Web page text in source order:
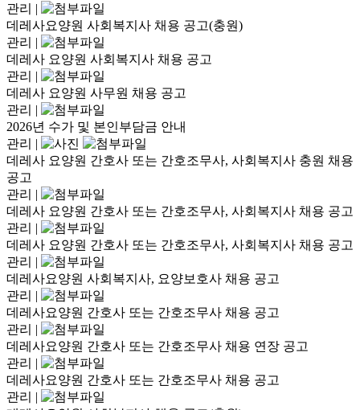
관리 |
데레사요양원 사회복지사 채용 공고(충원)
관리 |
데레사 요양원 사회복지사 채용 공고
관리 |
데레사 요양원 사무원 채용 공고
관리 |
2026년 수가 및 본인부담금 안내
관리 |
데레사 요양원 간호사 또는 간호조무사, 사회복지사 충원 채용
공고
관리 |
데레사 요양원 간호사 또는 간호조무사, 사회복지사 채용 공고
관리 |
데레사 요양원 간호사 또는 간호조무사, 사회복지사 채용 공고
관리 |
데레사요양원 사회복지사, 요양보호사 채용 공고
관리 |
데레사요양원 간호사 또는 간호조무사 채용 공고
관리 |
데레사요양원 간호사 또는 간호조무사 채용 연장 공고
관리 |
데레사요양원 간호사 또는 간호조무사 채용 공고
관리 |